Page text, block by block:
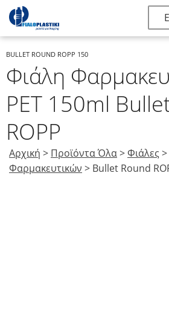
BULLET ROUND ROPP 150
Φιάλη
PET 150ml
ROPP
Αρχική > Προϊόντα Όλα>Φιάλες >
Φαρμακευτικών > Bullet Round